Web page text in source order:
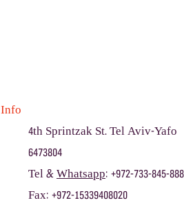
Info
4th Sprintzak St. Tel Aviv-Yafo
6473804
Tel & Whatsapp: +972-733-845-888
Fax: +972-15339408020